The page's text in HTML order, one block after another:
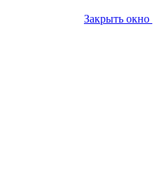
Закрыть окно